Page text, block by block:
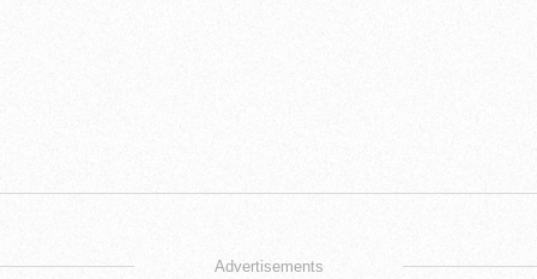
Advertisements